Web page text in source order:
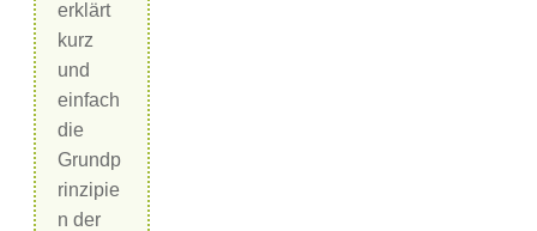
erklärt
kurz
und
einfach
die
Grundp
rinzipie
n der